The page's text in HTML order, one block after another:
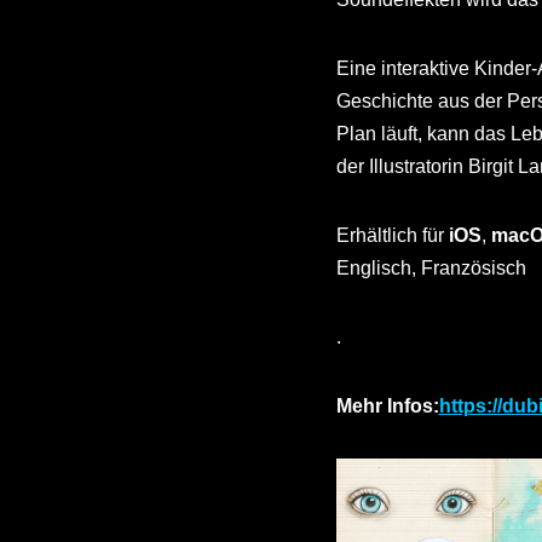
Eine interaktive
Geschichte aus der
Plan läuft, kann das
der Illustratorin Birgit
Erhältlich für iOS,
Englisch, Französisch
.
Mehr Infos: https://